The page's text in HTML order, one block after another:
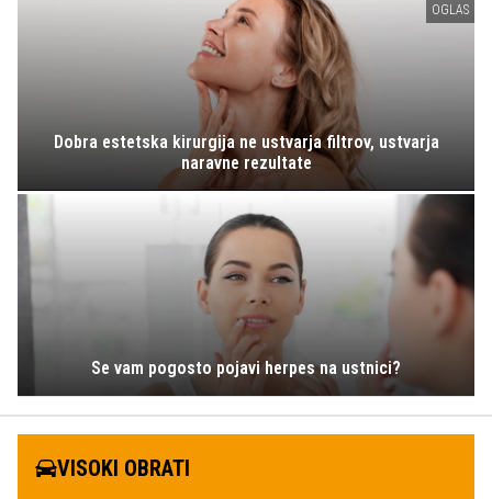
OGLAS
Dobra estetska kirurgija ne ustvarja filtrov, ustvarja
naravne rezultate
Se vam pogosto pojavi herpes na ustnici?
VISOKI OBRATI